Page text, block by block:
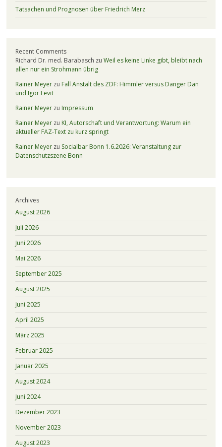
Tatsachen und Prognosen über Friedrich Merz
Recent Comments
Richard Dr. med. Barabasch zu Weil es keine Linke gibt, bleibt nach
allen nur ein Strohmann übrig
Rainer Meyerzu Fall Anstalt des ZDF: Himmler versus Danger Dan
und Igor Levit
Rainer Meyerzu Impressum
Rainer Meyerzu KI, Autorschaft und Verantwortung: Warum ein
aktueller FAZ-Text zu kurz springt
Rainer Meyerzu Socialbar Bonn 1.6.2026: Veranstaltung zur
Datenschutzszene Bonn
Archives
August 2026
Juli 2026
Juni 2026
Mai 2026
September 2025
August 2025
Juni 2025
April 2025
März 2025
Februar 2025
Januar 2025
August 2024
Juni 2024
Dezember 2023
November 2023
August 2023